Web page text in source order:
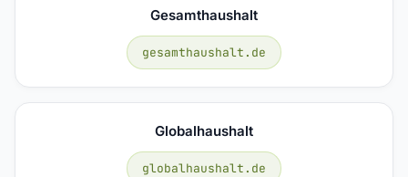
Gesamthaushalt
gesamthaushalt.de
Globalhaushalt
globalhaushalt.de